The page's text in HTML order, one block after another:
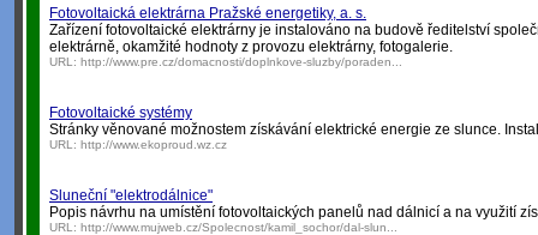
Fotovoltaická elektrárna Pražské energetiky, a. s.
Zařízení fotovoltaické elektrárny je instalováno na budově ředitelství
elektrárně, okamžité hodnoty z provozu elektrárny, fotogalerie.
URL: http://www.pre.cz/domacnosti/doplnkove-sluzby/poraden...
Fotovoltaické systémy
Stránky věnované možnostem získávání elektrické energie ze slunce.
URL: http://www.ekoproud.wz.cz
Sluneční "elektrodálnice"
Popis návrhu na umístění fotovoltaických panelů nad dálnicí a na využití
URL: http://www.mujweb.cz/Spolecnost/kamil_sochor/dal-slun...